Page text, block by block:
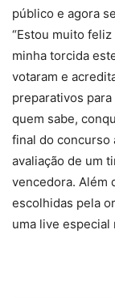
público e agora
“Estou muito
minha torcida
votaram e
preparativos
quem sabe,
final do concurso
avaliação de um
vencedora. Além
escolhidas pela
uma live especial